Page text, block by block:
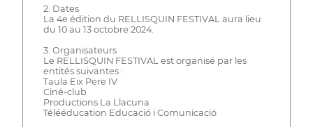
2. Dates
La 4e édition du RELLISQUIN FESTIVAL aura lieu
du 10 au 13 octobre 2024.
3. Organisateurs
Le RELLISQUIN FESTIVAL est organisé par les
entités suivantes :
Taula Eix Pere IV
Ciné-club
Productions La Llacuna
Télééducation Educació i Comunicació